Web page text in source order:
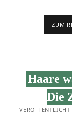
ZUM
Haare
Die